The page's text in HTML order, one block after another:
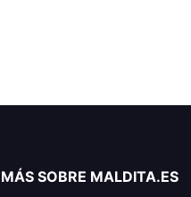
MÁS SOBRE MALDITA.ES